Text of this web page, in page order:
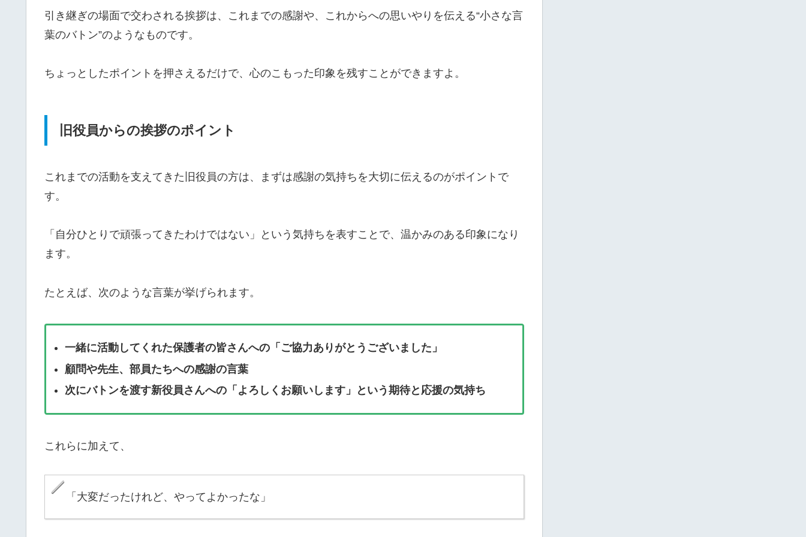
引き継ぎの場面で交わされる挨拶は、これまでの感謝や、これからへの思いやりを伝える“小さな言
葉のバトン”のようなものです。
ちょっとしたポイントを押さえるだけで、心のこもった印象を残すことができますよ。
旧役員からの挨拶のポイント
これまでの活動を支えてきた旧役員の方は、まずは感謝の気持ちを大切に伝えるのがポイントで
す。
「自分ひとりで頑張ってきたわけではない」という気持ちを表すことで、温かみのある印象になり
ます。
たとえば、次のような言葉が挙げられます。
一緒に活動してくれた保護者の皆さんへの「ご協力ありがとうございました」
顧問や先生、部員たちへの感謝の言葉
次にバトンを渡す新役員さんへの「よろしくお願いします」という期待と応援の気持ち
これらに加えて、
「大変だったけれど、やってよかったな」